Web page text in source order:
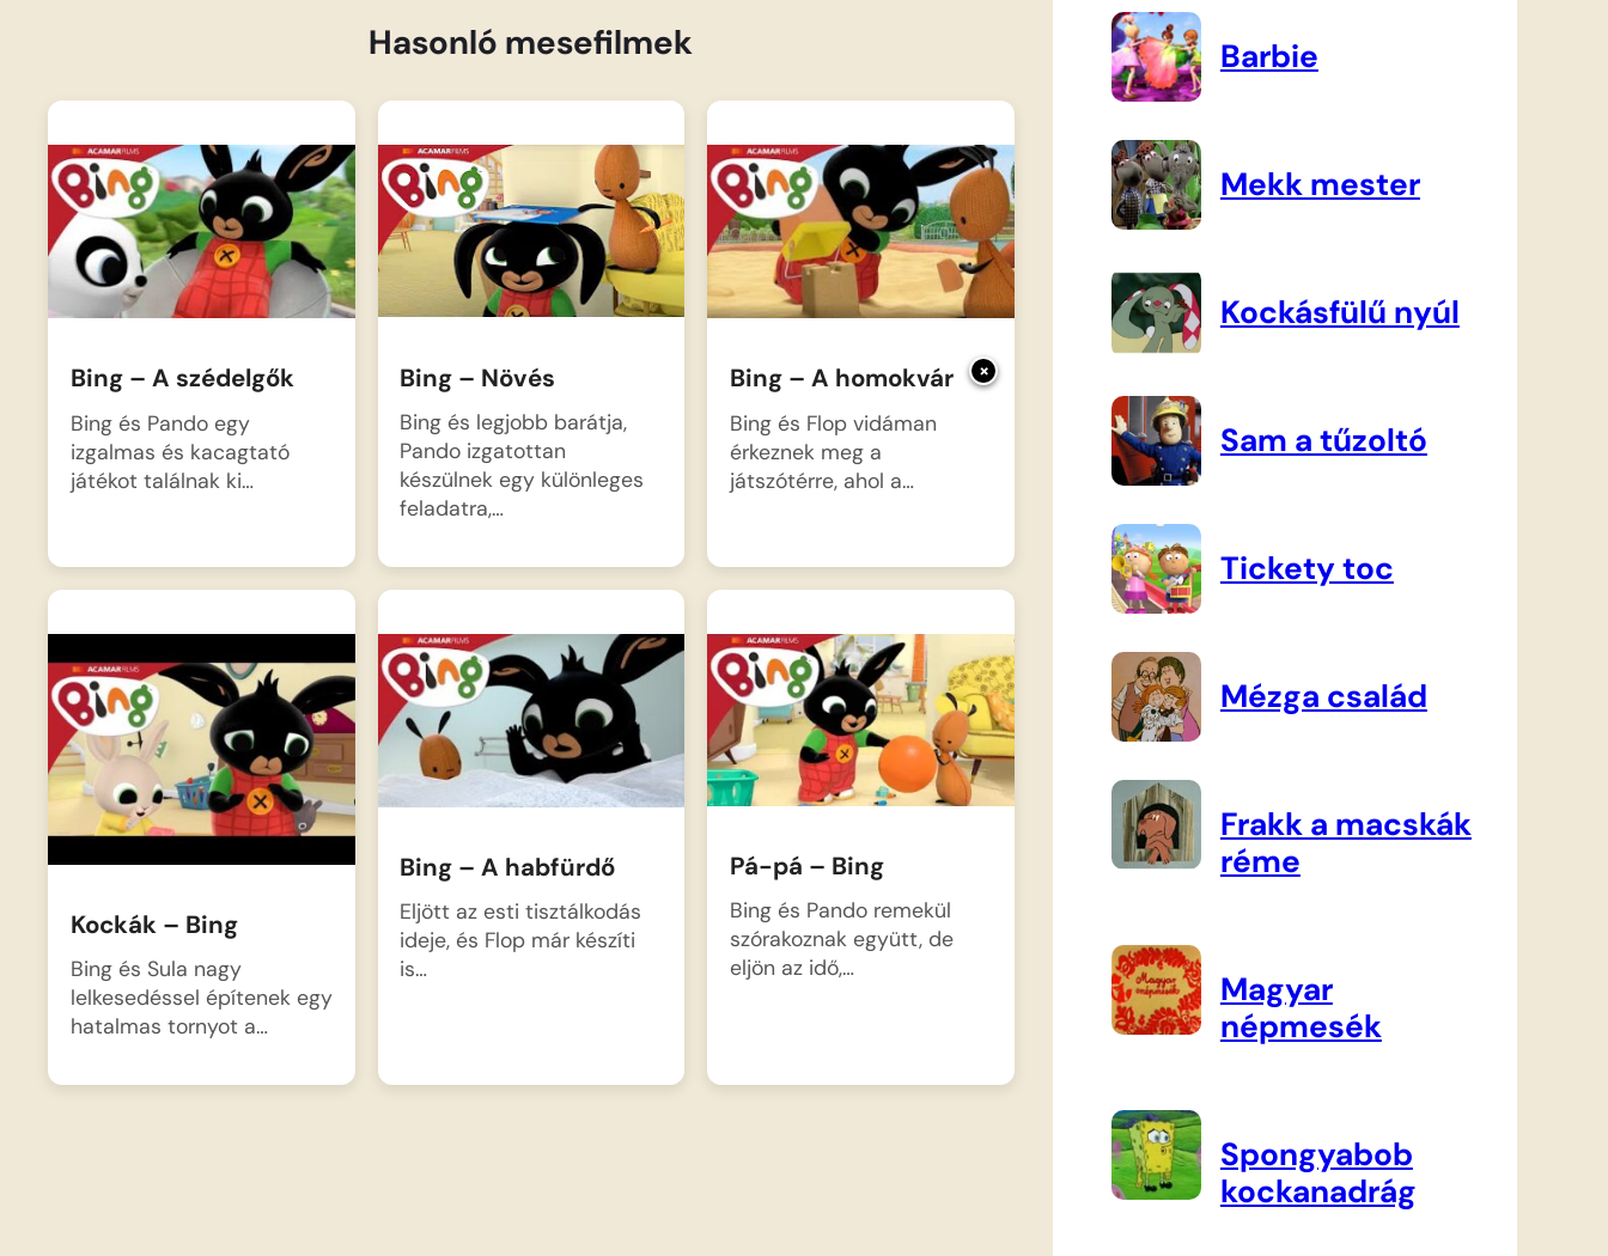
×
Hasonló mesefilmek
Bing – A szédelgők
Bing és Pando egy
izgalmas és kacagtató
játékot találnak ki…
Bing – Növés
Bing és legjobb barátja,
Pando izgatottan
készülnek egy különleges
feladatra,…
Bing – A homokvár
Bing és Flop vidáman
érkeznek meg a
játszótérre, ahol a…
Kockák – Bing
Bing és Sula nagy
lelkesedéssel építenek egy
hatalmas tornyot a…
Bing – A habfürdő
Eljött az esti tisztálkodás
ideje, és Flop már készíti
is…
Pá-pá – Bing
Bing és Pando remekül
szórakoznak együtt, de
eljön az idő,…
Barbie
Mekk mester
Kockásfülű nyúl
Sam a tűzoltó
Tickety toc
Mézga család
Frakk a macskák
réme
Magyar
népmesék
Spongyabob
kockanadrág